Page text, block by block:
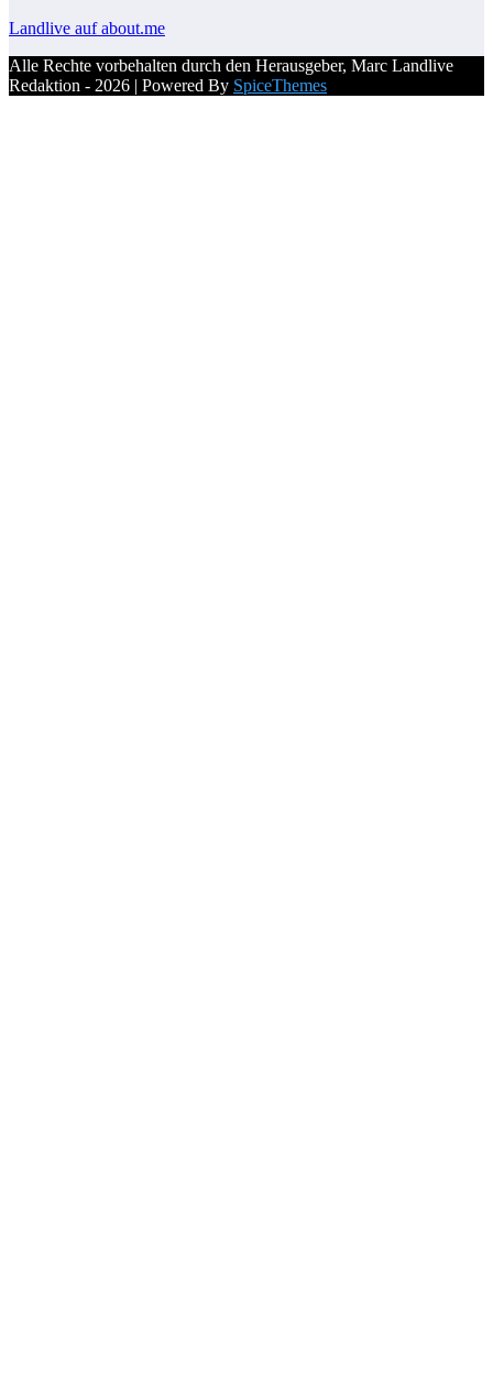
Landlive auf about.me
Alle Rechte vorbehalten durch den Herausgeber, Marc Landlive
Redaktion - 2026 | Powered By SpiceThemes